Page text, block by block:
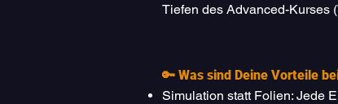
Tiefen des Advanced-Kurses
🔑 Was sind Deine Vorteile
Simulation statt Folien: Jede